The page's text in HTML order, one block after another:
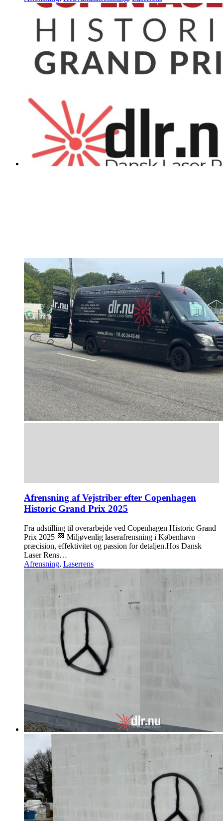
Afrensning af Vejstriber efter Copenhagen
Historic Grand Prix 2025
Fra udstilling til overarbejde ved Copenhagen Historic Grand
Prix 2025 🏁 Miljøvenlig laserafrensning i København –
præcision, effektivitet og passion for detaljen.Hos Dansk
Laser Rens…
Afrensning, Laserrens